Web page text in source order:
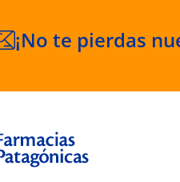
¡No te pierdas